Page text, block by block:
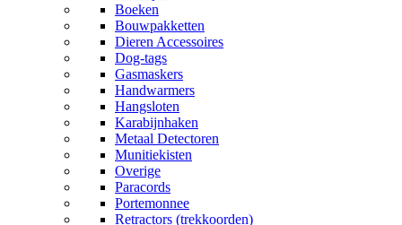
Boeken
Bouwpakketten
Dieren Accessoires
Dog-tags
Gasmaskers
Handwarmers
Hangsloten
Karabijnhaken
Metaal Detectoren
Munitiekisten
Overige
Paracords
Portemonnee
Retractors (trekkoorden)